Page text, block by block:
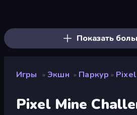
Показать
Игры » Экшн » Паркур »
Pixel Mine